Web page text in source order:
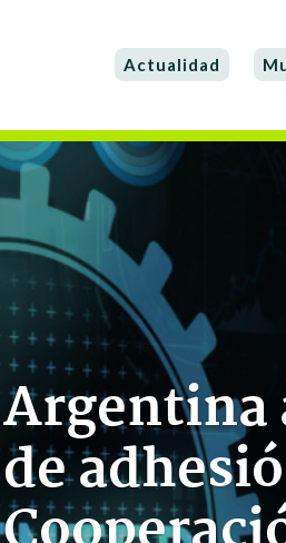
Actualidad
Argentina
de